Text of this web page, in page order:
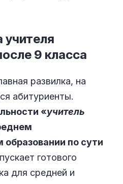
учителя
9 класса
развилка, на
абитуриенты.
«учитель
по сути
готового
для средней и